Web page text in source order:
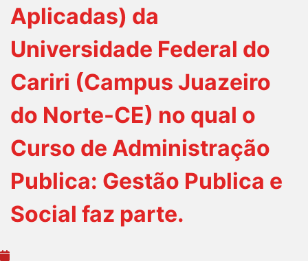
Aplicadas) da
Universidade Federal do
Cariri (Campus Juazeiro
do Norte-CE) no qual o
Curso de Administração
Publica: Gestão Publica e
Social faz parte.